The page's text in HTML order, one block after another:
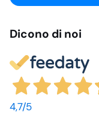
Dicono di noi
4,7/5